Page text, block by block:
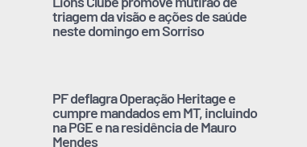
triagem da visão e ações de saúde
neste domingo em Sorriso
PF deflagra Operação Heritage e
cumpre mandados em MT, incluindo
na PGE e na residência de Mauro
Mendes